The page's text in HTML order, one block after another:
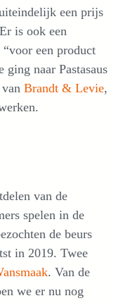
een prijs
is ook een
een product
naar Pastasaus
Brandt & Levie,
van de
spelen in de
de beurs
in 2019. Twee
. Van de
we er nu nog